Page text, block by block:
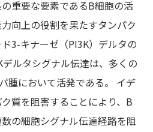
重要な要素であるB細胞の活
向上の役割を果たすタンパク
3-キナーゼ（PI3K）デルタの
ルタシグナル伝達は、多くの
腫において活発である。 イデ
質を阻害することにより、B
の細胞シグナル伝達経路を阻